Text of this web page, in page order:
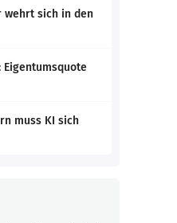
sich in den
muss KI sich